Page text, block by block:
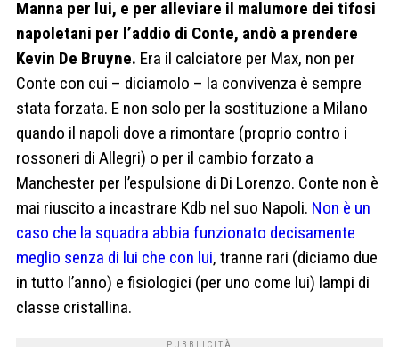
Manna per lui, e per alleviare il malumore dei tifosi
napoletani per l’addio di Conte, andò a prendere
Kevin De Bruyne. Era il calciatore per Max, non per
Conte con cui – diciamolo – la convivenza è sempre
stata forzata. E non solo per la sostituzione a Milano
quando il napoli dove a rimontare (proprio contro i
rossoneri di Allegri) o per il cambio forzato a
Manchester per l’espulsione di Di Lorenzo. Conte non è
mai riuscito a incastrare Kdb nel suo Napoli. Non è un
caso che la squadra abbia funzionato decisamente
meglio senza di lui che con lui, tranne rari (diciamo due
in tutto l’anno) e fisiologici (per uno come lui) lampi di
classe cristallina.